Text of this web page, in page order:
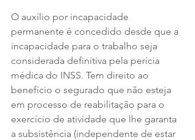
O auxílio por incapacidade
permanente é concedido desde que a
incapacidade para o trabalho seja
considerada definitiva pela perícia
médica do INSS. Tem direito ao
benefício o segurado que não esteja
em processo de reabilitação para o
exercício de atividade que lhe garanta
a subsistência (independente de estar